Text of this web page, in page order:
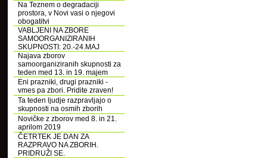
Na Teznem o degradaciji
prostora, v Novi vasi o njegovi
obogatitvi
VABLJENI NA ZBORE
SAMOORGANIZIRANIH
SKUPNOSTI: 20.-24.MAJ
Najava zborov
samoorganiziranih skupnosti za
teden med 13. in 19. majem
Eni prazniki, drugi prazniki -
vmes pa zbori. Pridite zraven!
Ta teden ljudje razpravljajo o
skupnosti na osmih zborih
Novičke z zborov med 8. in 21.
aprilom 2019
ČETRTEK JE DAN ZA
RAZPRAVO NA ZBORIH.
PRIDRUŽI SE.